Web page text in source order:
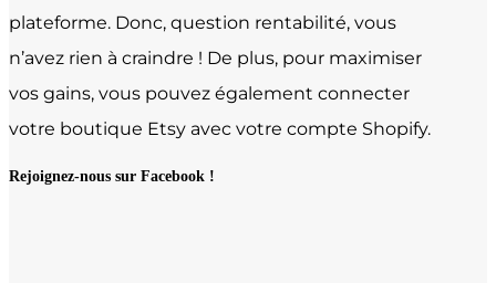
plateforme. Donc, question rentabilité, vous
n’avez rien à craindre ! De plus, pour maximiser
vos gains, vous pouvez également connecter
votre boutique Etsy avec votre compte Shopify.
Rejoignez-nous sur Facebook !